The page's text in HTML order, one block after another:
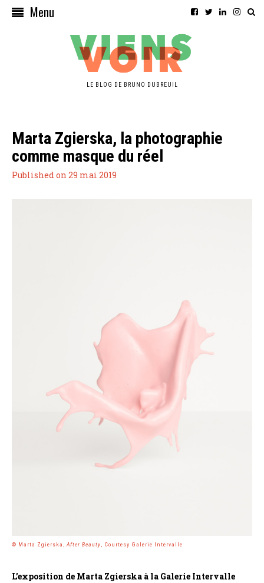
Menu
LE BLOG DE BRUNO DUBREUIL
Marta Zgierska, la photographie
comme masque du réel
Published on 29 mai 2019
© Marta Zgierska, After Beauty , Courtesy Galerie Intervalle
L’exposition de Marta Zgierska à la Galerie Intervalle